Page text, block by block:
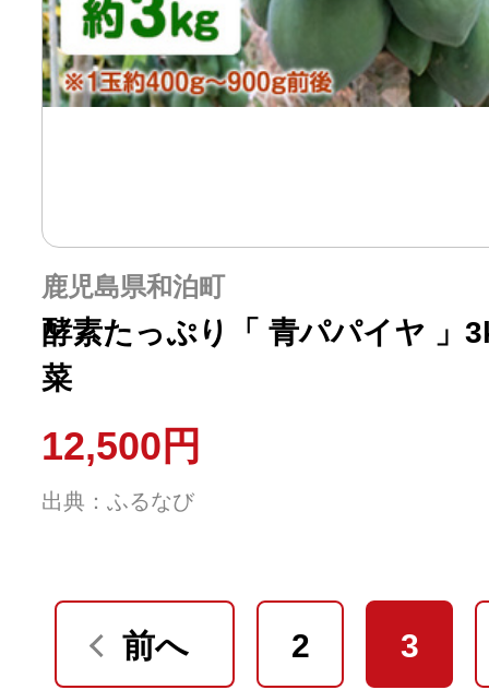
鹿児島県和泊町
酵素たっぷり「 青パパイヤ 」
菜
12,500円
出典：ふるなび
前へ 2 3